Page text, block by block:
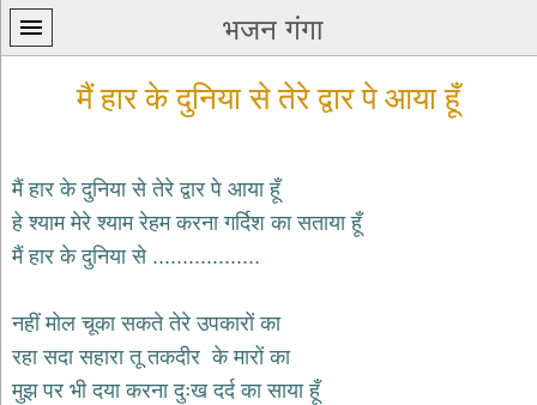
भजन गंगा
प्रथम
पन्ना
कृष्ण
भजन
krishna
bhajans
मैं हार के दुनिया से तेरे द्वार पे आया हूँ
मैं हार के दुनिया से तेरे द्वार पे आया हूँ
हे श्याम मेरे श्याम रेहम करना गर्दिश का सताया हूँ
मैं हार के दुनिया से ..................
नहीं मोल चूका सकते तेरे उपकारों का
रहा सदा सहारा तू तकदीर के मारों का
मुझ पर भी दया करना दुःख दर्द का साया हूँ